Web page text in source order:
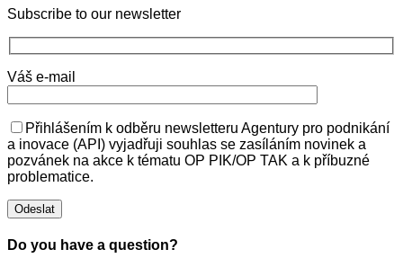
Subscribe to our newsletter
Váš e-mail
Přihlášením k odběru newsletteru Agentury pro podnikání
a inovace (API) vyjadřuji souhlas se zasíláním novinek a
pozvánek na akce k tématu OP PIK/OP TAK a k příbuzné
problematice.
Do you have a question?